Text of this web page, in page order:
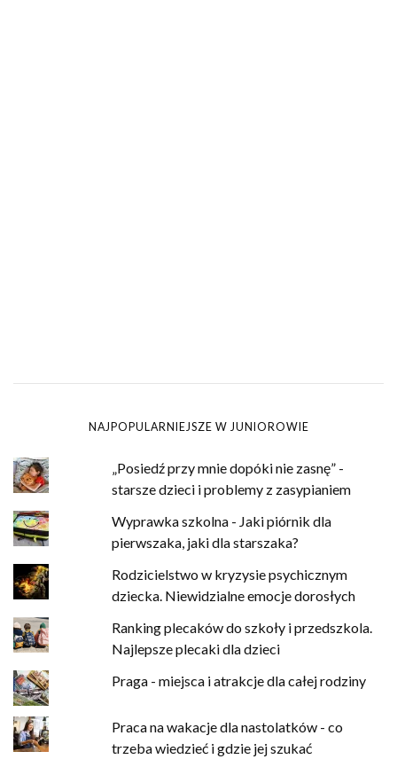
NAJPOPULARNIEJSZE W JUNIOROWIE
„Posiedź przy mnie dopóki nie zasnę” -
starsze dzieci i problemy z zasypianiem
Wyprawka szkolna - Jaki piórnik dla
pierwszaka, jaki dla starszaka?
Rodzicielstwo w kryzysie psychicznym
dziecka. Niewidzialne emocje dorosłych
Ranking plecaków do szkoły i przedszkola.
Najlepsze plecaki dla dzieci
Praga - miejsca i atrakcje dla całej rodziny
Praca na wakacje dla nastolatków - co
trzeba wiedzieć i gdzie jej szukać